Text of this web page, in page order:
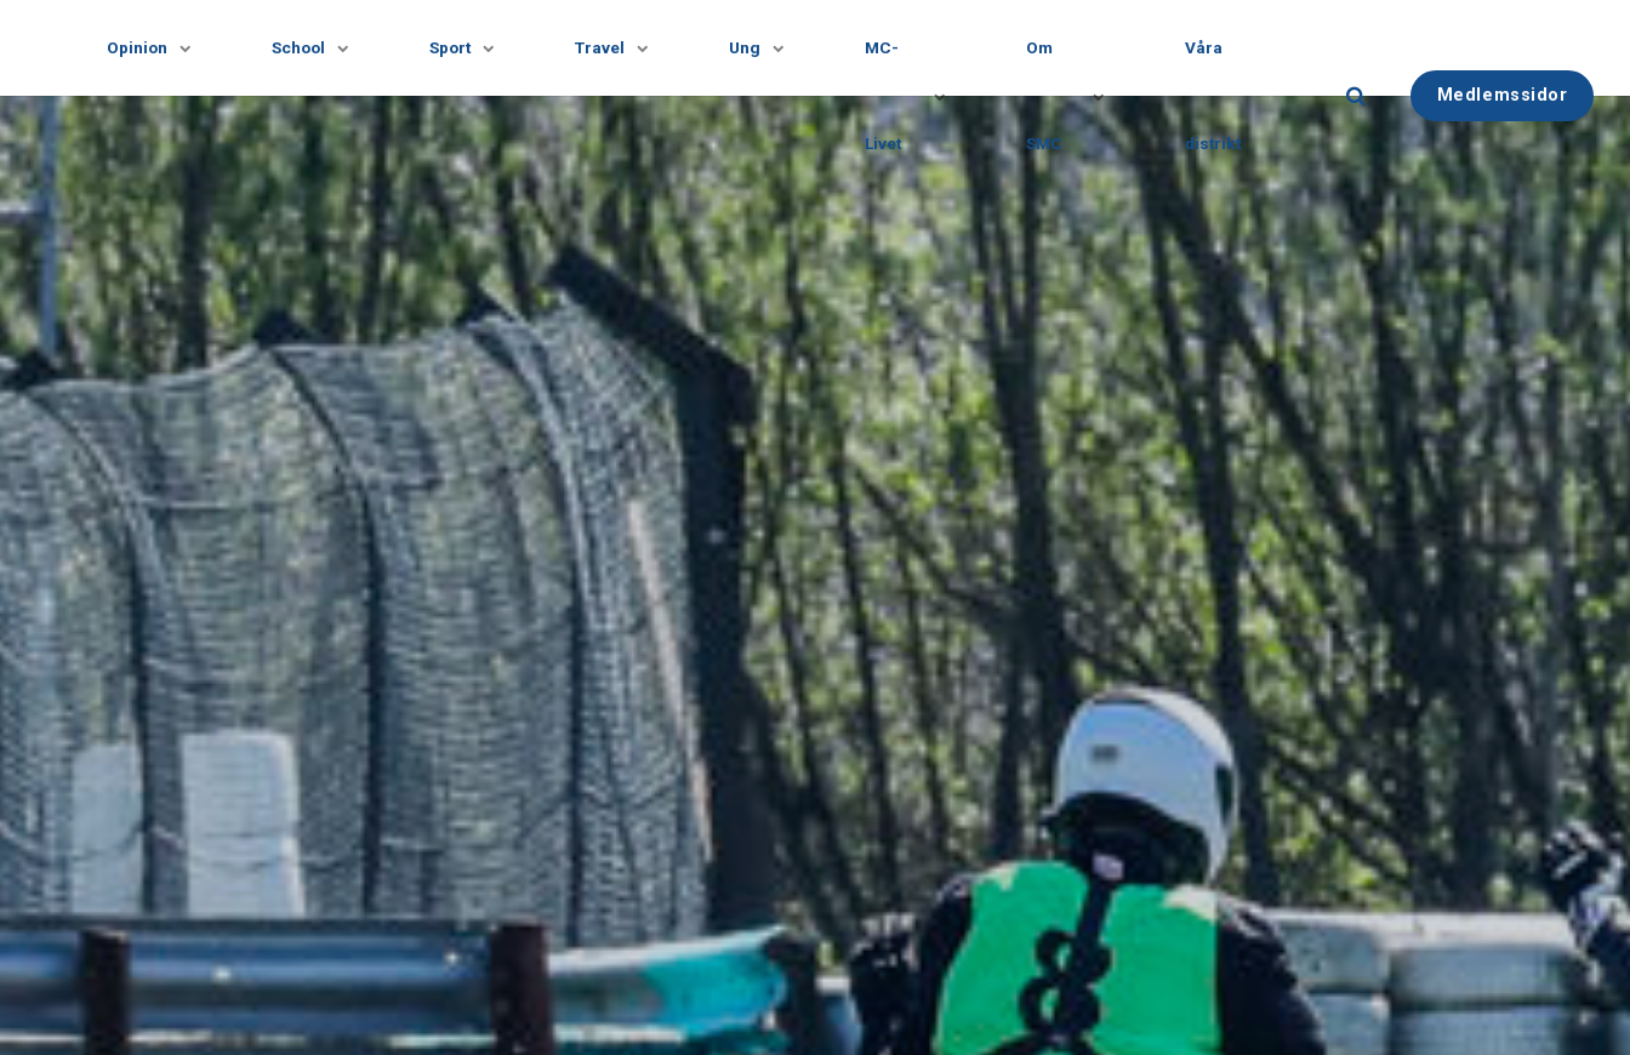
Opinion School Sport Travel Ung MC-
Livet
Om
SMC
Våra
distrikt
Medlemssidor